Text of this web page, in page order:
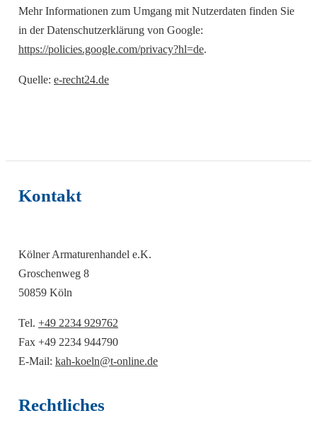
Mehr Informationen zum Umgang mit Nutzerdaten finden Sie
in der Datenschutzerklärung von Google:
https://policies.google.com/privacy?hl=de.
Quelle: e-recht24.de
Kontakt
Kölner Armaturenhandel e.K.
Groschenweg 8
50859 Köln
Tel. +49 2234 929762
Fax +49 2234 944790
E-Mail: kah-koeln@t-online.de
Rechtliches